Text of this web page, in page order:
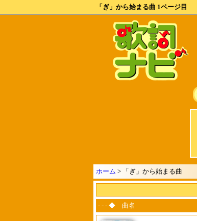
「ぎ」から始まる曲 1ページ目
ホーム > 「ぎ」から始まる曲
- - - ◆ 曲名